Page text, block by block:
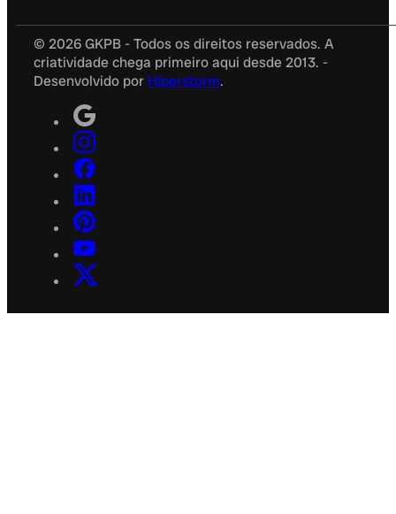
© 2026 GKPB - Todos os direitos reservados. A
criatividade chega primeiro aqui desde 2013. -
Desenvolvido por Hiperstorm.